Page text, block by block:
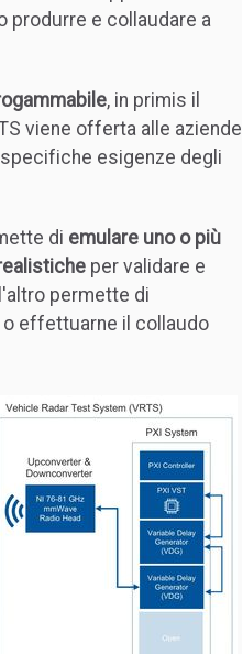
produrre e collaudare a
, in primis il
viene offerta alle aziende
esigenze degli
di emulare uno o più
per validare e
permette di
effettuarne il collaudo